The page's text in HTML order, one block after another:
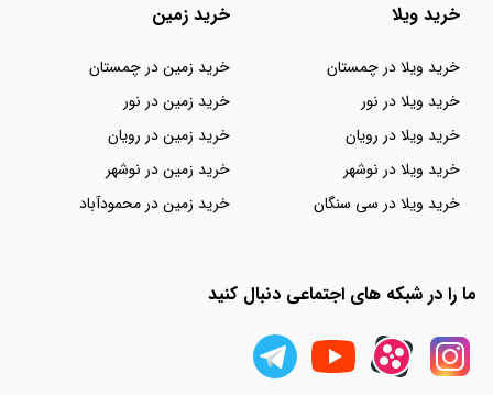
خرید ویلا
خرید ویلا در چمستان
خرید ویلا در نور
خرید ویلا در رویان
خرید ویلا در نوشهر
خرید ویلا در سی سنگان
خرید زمین
خرید زمین در چمستان
خرید زمین در نور
خرید زمین در رویان
خرید زمین در نوشهر
خرید زمین در محمودآباد
ما را در شبکه های اجتماعی دنبال کنید